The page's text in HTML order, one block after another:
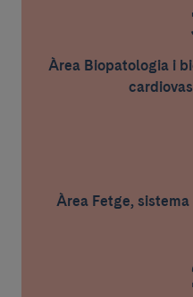
Àrea Biopatologia i
Àrea Fetge,